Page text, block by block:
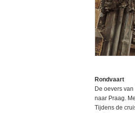
Rondvaart
De oevers
naar Praag.
Tijdens de